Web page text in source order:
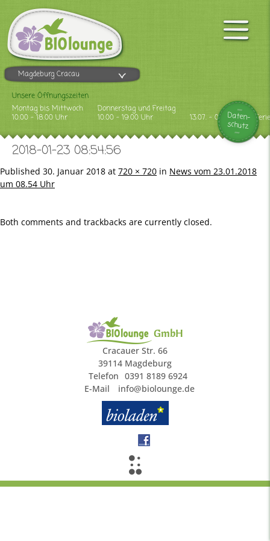
Magdeburg Cracau
Unsere Öffnungszeiten
Montag bis Mittwoch
10.00 - 18.00 Uhr
Donnerstag und Freitag
10.00 - 19.00 Uhr
13.07. - 09.08.2026
Daten-
schutz
2018-01-23 08:54:56
Published 30. Januar 2018 at 720 × 720 in News vom 23.01.2018
um 08.54 Uhr
Both comments and trackbacks are currently closed.
GmbH
Cracauer Str. 66
39114 Magdeburg
Telefon 0391 8189 6924
E-Mail
info@biolounge.de